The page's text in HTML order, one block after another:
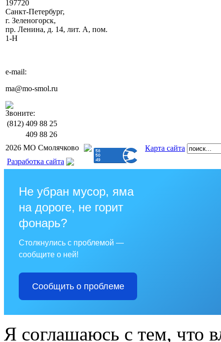
197720
Санкт-Петербург,
г. Зеленогорск,
пр. Ленина, д. 14, лит. А, пом.
1-Н
e-mail:
ma@mo-smol.ru
Звоните:
(812) 409 88 25
409 88 26
2026 МО Смолячково
Карта сайта
Разработка сайта
Не убран мусор, яма
на дороге, не горит
фонарь?
Столкнулись с проблемой —
сообщите о ней!
Сообщить о проблеме
Я соглашаюсь с тем, что